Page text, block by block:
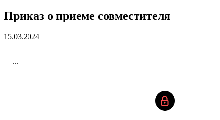
Приказ о приеме совместителя
15.03.2024
...